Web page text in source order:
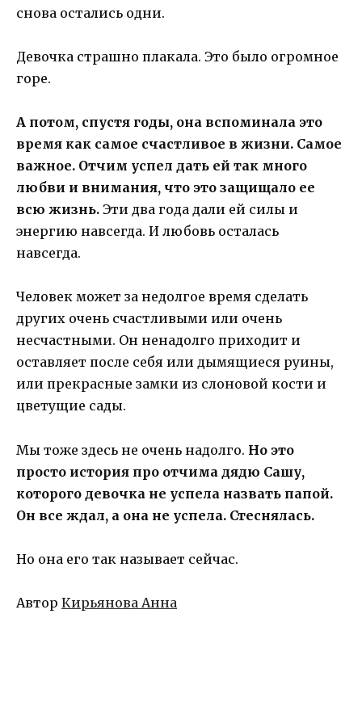
снова остались одни.
Девочка страшно плакала. Это было огромное
горе.
А потом, спустя годы, она вспоминала это
время как самое счастливое в жизни. Самое
важное. Отчим успел дать ей так много
любви и внимания, что это защищало ее
всю жизнь. Эти два года дали ей силы и
энергию навсегда. И любовь осталась
навсегда.
Человек может за недолгое время сделать
других очень счастливыми или очень
несчастными. Он ненадолго приходит и
оставляет после себя или дымящиеся руины,
или прекрасные замки из слоновой кости и
цветущие сады.
Мы тоже здесь не очень надолго. Но это
просто история про отчима дядю Сашу,
которого девочка не успела назвать папой.
Он все ждал, а она не успела. Стеснялась.
Но она его так называет сейчас.
Автор Кирьянова Анна